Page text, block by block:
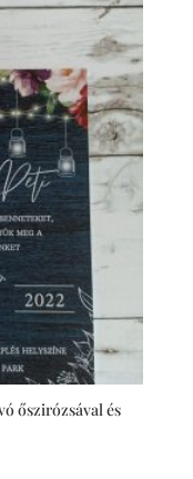
őszirózsával és